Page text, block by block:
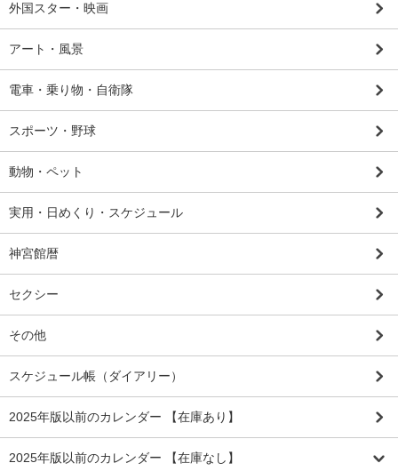
外国スター・映画
アート・風景
電車・乗り物・自衛隊
スポーツ・野球
動物・ペット
実用・日めくり・スケジュール
神宮館暦
セクシー
その他
スケジュール帳（ダイアリー）
2025年版以前のカレンダー 【在庫あり】
2025年版以前のカレンダー 【在庫なし】